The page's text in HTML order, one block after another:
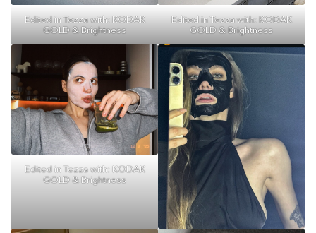
Edited in Tezza with: KODAK
GOLD & Brightness
Edited in Tezza with: KODAK
GOLD & Brightness
Edited in Tezza with: KODAK
GOLD & Brightness